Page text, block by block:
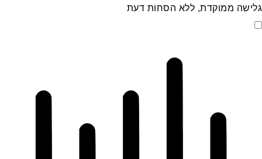
גלישה ממוקדת, ללא הסחות דעת
מצב ידידותי ל-ADHD